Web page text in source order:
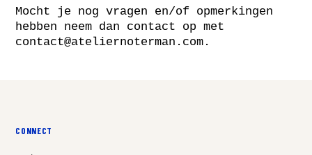
Mocht je nog vragen en/of opmerkingen
hebben neem dan contact op met
contact@ateliernoterman.com .
CONNECT